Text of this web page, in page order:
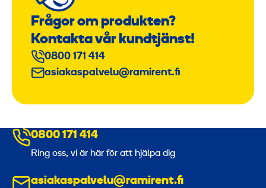
Frågor om produkten?
Kontakta vår kundtjänst!
0800 171 414
asiakaspalvelu@ramirent.fi
0800 171 414
Ring oss, vi är här för att hjälpa dig
asiakaspalvelu@ramirent.fi